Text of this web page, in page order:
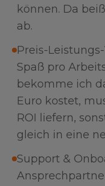
können. Da
ab.
Preis-
Spaß pro
bekomme ich
Euro kostet,
ROI liefern,
gleich in eine
Support &